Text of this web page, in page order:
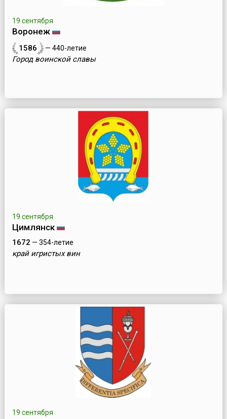
19 сентября
Воронеж
1586 — 440-летие
Город воинской славы
19 сентября
Цимлянск
1672 — 354-летие
край игристых вин
19 сентября